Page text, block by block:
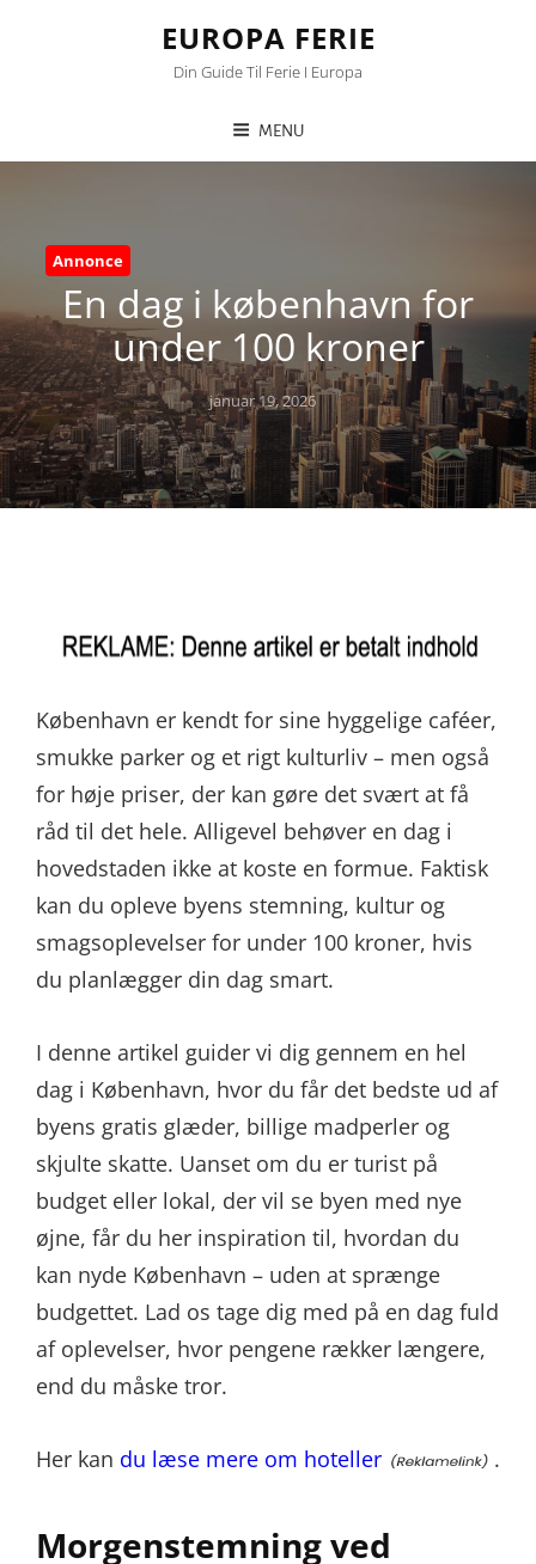
EUROPA FERIE
Din Guide Til Ferie I Europa
MENU
Annonce
En dag i københavn for
under 100 kroner
Posted
on
januar 19, 2026
København er kendt for sine hyggelige caféer,
smukke parker og et rigt kulturliv – men også
for høje priser, der kan gøre det svært at få
råd til det hele. Alligevel behøver en dag i
hovedstaden ikke at koste en formue. Faktisk
kan du opleve byens stemning, kultur og
smagsoplevelser for under 100 kroner, hvis
du planlægger din dag smart.
I denne artikel guider vi dig gennem en hel
dag i København, hvor du får det bedste ud af
byens gratis glæder, billige madperler og
skjulte skatte. Uanset om du er turist på
budget eller lokal, der vil se byen med nye
øjne, får du her inspiration til, hvordan du
kan nyde København – uden at sprænge
budgettet. Lad os tage dig med på en dag fuld
af oplevelser, hvor pengene rækker længere,
end du måske tror.
Her kan du læse mere om hoteller .
Morgenstemning ved